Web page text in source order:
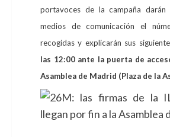
portavoces de la campaña
medios de comunicación el
recogidas y explicarán sus
las 12:00 ante la puerta de
Asamblea de Madrid (Plaza de la